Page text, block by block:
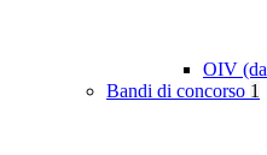
OIV
Bandi di concorso 1